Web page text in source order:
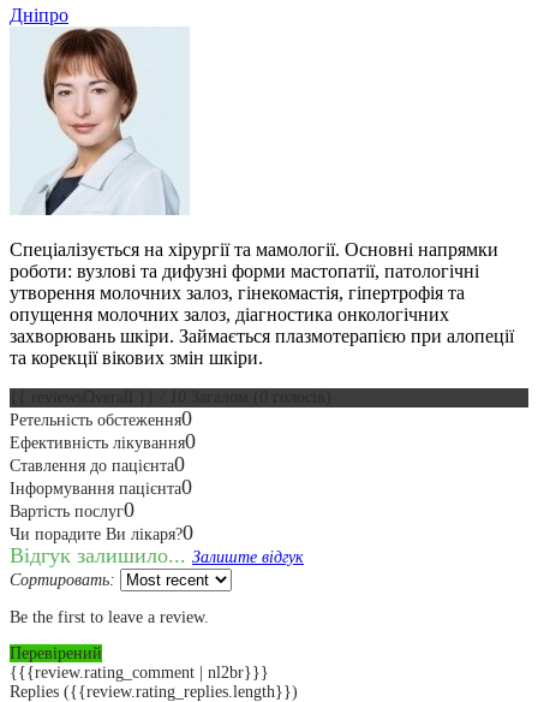
Дніпро
Спеціалізується на хірургії та мамології. Основні напрямки
роботи: вузлові та дифузні форми мастопатії, патологічні
утворення молочних залоз, гінекомастія, гіпертрофія та
опущення молочних залоз, діагностика онкологічних
захворювань шкіри. Займається плазмотерапією при алопеції
та корекції вікових змін шкіри.
Ретельність обстеження0
Ефективність лікування0
Ставлення до пацієнта0
Інформування пацієнта0
Вартість послуг0
Чи порадите Ви лікаря?0
Відгук залишило... Залиште відгук
Сортировать:
Be the first to leave a review.
Перевірений
{{{review.rating_comment | nl2br}}}
Replies ({{review.rating_replies.length}})